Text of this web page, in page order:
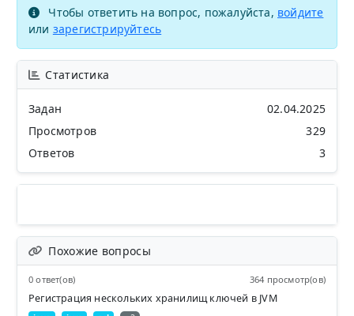
Чтобы ответить на вопрос, пожалуйста, войдите
или зарегистрируйтесь
Статистика
Задан
02.04.2025
Просмотров
329
Ответов
3
Похожие вопросы
0 ответ(ов) 364 просмотр(ов)
Регистрация нескольких хранилищ ключей в JVM